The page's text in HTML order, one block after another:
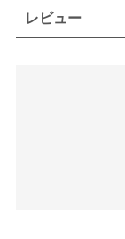
レビュー